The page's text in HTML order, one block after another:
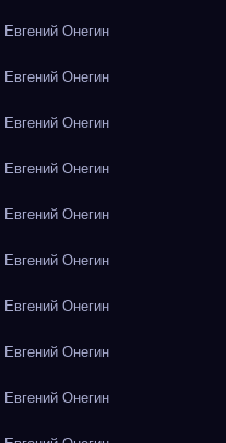
Онегин
Онегин
Онегин
Онегин
Онегин
Онегин
Онегин
Онегин
Онегин